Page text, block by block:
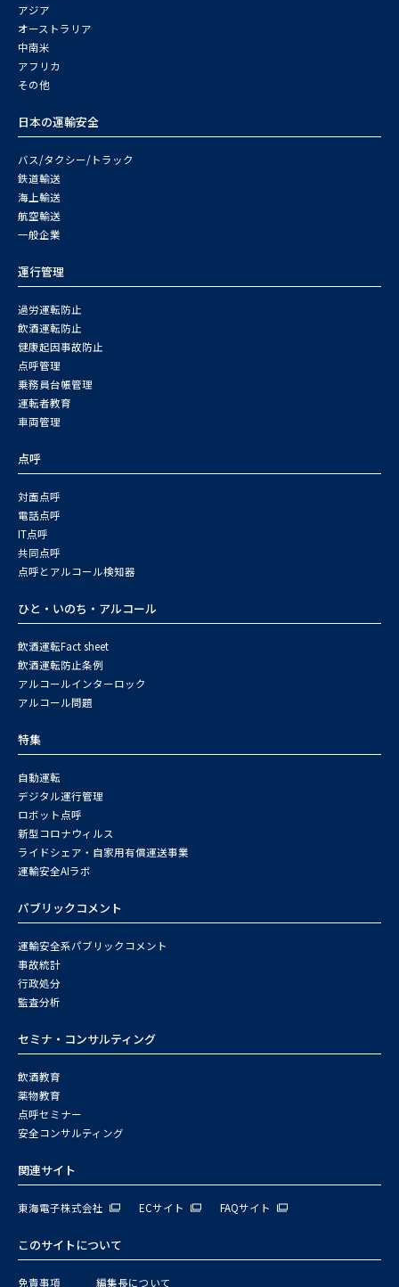
アジア
オーストラリア
中南米
アフリカ
その他
日本の運輸安全
バス/タクシー/トラック
鉄道輸送
海上輸送
航空輸送
一般企業
運行管理
過労運転防止
飲酒運転防止
健康起因事故防止
点呼管理
乗務員台帳管理
運転者教育
車両管理
点呼
対面点呼
電話点呼
IT点呼
共同点呼
点呼とアルコール検知器
ひと・いのち・アルコール
飲酒運転Fact sheet
飲酒運転防止条例
アルコールインターロック
アルコール問題
特集
自動運転
デジタル運行管理
ロボット点呼
新型コロナウィルス
ライドシェア・自家用有償運送事業
運輸安全AIラボ
パブリックコメント
運輸安全系パブリックコメント
事故統計
行政処分
監査分析
セミナ・コンサルティング
飲酒教育
薬物教育
点呼セミナー
安全コンサルティング
関連サイト
東海電子株式会社 ECサイト FAQサイト
このサイトについて
免責事項 編集長について